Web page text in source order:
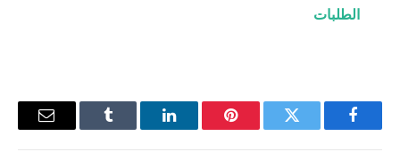
الطلبات
فيسبوك تويتر بينتيريستلينكدإن Tumblr
البريد